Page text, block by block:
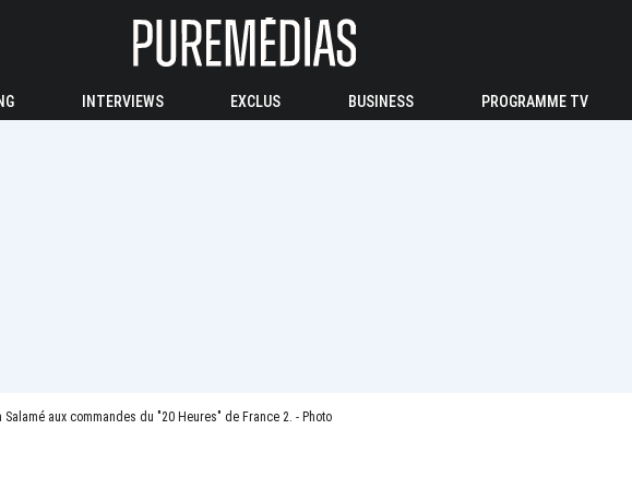
INTERVIEWS EXCLUS BUSINESS PROGRAMME TV
Salamé aux commandes du "20 Heures" de France 2. - Photo